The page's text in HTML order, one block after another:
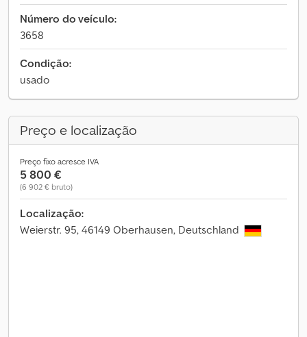
Número do veículo:
3658
Condição:
usado
Preço e localização
Preço fixo acresce IVA
5 800 €
(6 902 € bruto)
Localização:
Weierstr. 95, 46149 Oberhausen, Deutschland